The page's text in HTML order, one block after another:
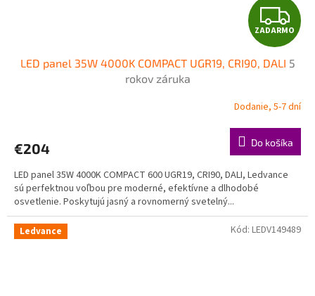
Z
A
D
A
R
M
ZADARMO
LED panel 35W 4000K COMPACT UGR19, CRI90, DALI 5
rokov záruka
Dodanie, 5-7 dní
€204 Do košíka
LED panel 35W 4000K COMPACT 600 UGR19, CRI90, DALI, Ledvance
sú perfektnou voľbou pre moderné, efektívne a dlhodobé
osvetlenie. Poskytujú jasný a rovnomerný svetelný...
Ledvance Kód: LEDV149489